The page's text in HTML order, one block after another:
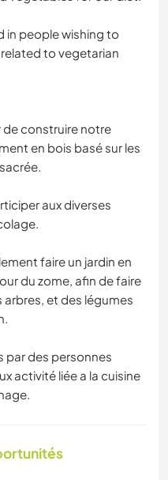
in people wishing to
to vegetarian
construire notre
en bois basé sur les
aux diverses
faire un jardin en
du zome, afin de faire
arbres, et des légumes
par des personnes
activité liée a la cuisine